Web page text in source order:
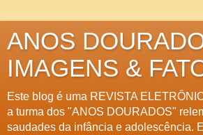
ANOS
IMAGENS &
Este blog é uma REVISTA
a turma dos "ANOS DOURADOS"
saudades da infância e adolescência.